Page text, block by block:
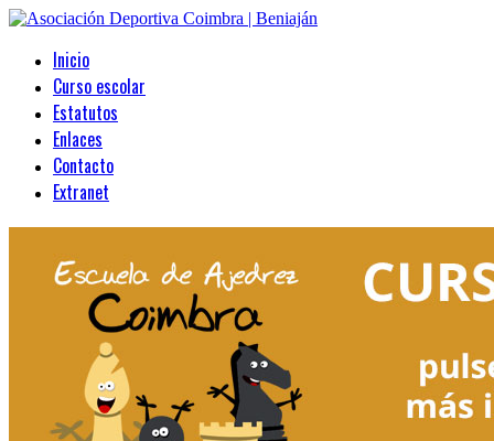
Inicio
Curso escolar
Estatutos
Enlaces
Contacto
Extranet